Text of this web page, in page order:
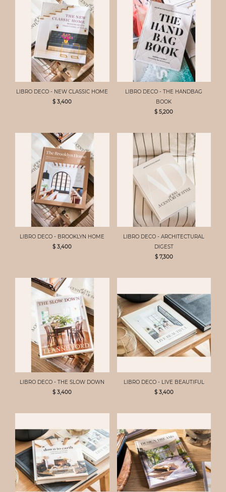
LIBRO DECO - NEW CLASSIC HOME
$ 3,400
LIBRO DECO - THE HANDBAG
BOOK
$ 5,200
LIBRO DECO - BROOKLYN HOME
$ 3,400
LIBRO DECO - ARCHITECTURAL
DIGEST
$ 7,300
LIBRO DECO - THE SLOW DOWN
$ 3,400
LIBRO DECO - LIVE BEAUTIFUL
$ 3,400